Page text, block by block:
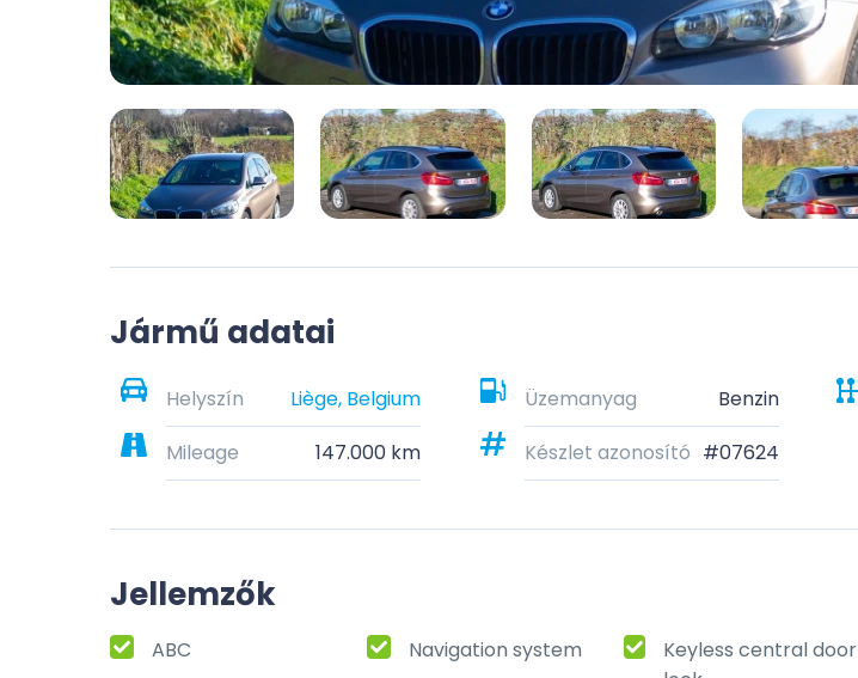
Jármű adatai
Helyszín Liège, Belgium Üzemanyag Benzin
Mileage
147.000 km Készlet azonosító #07624
Jellemzők
ABC Navigation system
Keyless central door